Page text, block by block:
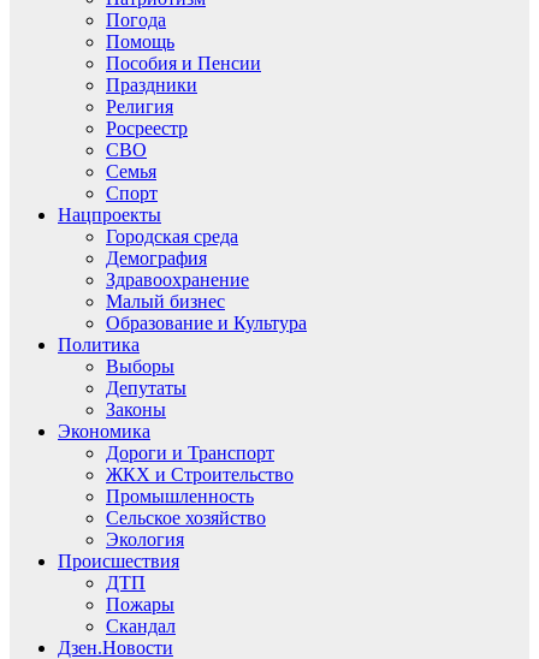
Погода
Помощь
Пособия и Пенсии
Праздники
Религия
Росреестр
СВО
Семья
Спорт
Нацпроекты
Городская среда
Демография
Здравоохранение
Малый бизнес
Образование и Культура
Политика
Выборы
Депутаты
Законы
Экономика
Дороги и Транспорт
ЖКХ и Строительство
Промышленность
Сельское хозяйство
Экология
Происшествия
ДТП
Пожары
Скандал
Дзен.Новости